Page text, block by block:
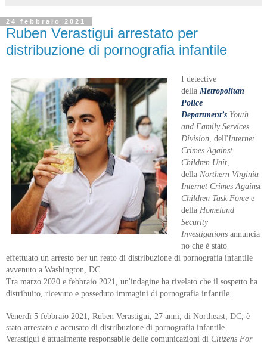
24 febbraio 2021
Ruben Verastigui arrestato per
distribuzione di pornografia infantile
I detective
della Metropolitan
Police
Department’s Youth
and Family Services
Division , dell'Internet
Crimes Against
Children Unit
della Northern Virginia
Internet Crimes Against
Children Task Force e
della Homeland
Security
Investigations annuncia
no che è stato
effettuato un arresto per un reato di distribuzione di pornografia infantile
avvenuto a Washington, DC.
Tra marzo 2020 e febbraio 2021, un'indagine ha rivelato che il sospetto ha
distribuito, ricevuto e posseduto immagini di pornografia infantile.
Venerdì 5 febbraio 2021, Ruben Verastigui, 27 anni, di Northeast, DC, è
stato arrestato e accusato di distribuzione di pornografia infantile.
Verastigui è attualmente responsabile delle comunicazioni di Citizens For